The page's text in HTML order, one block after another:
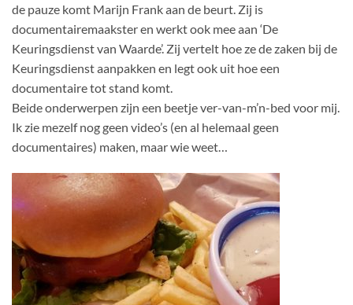
de pauze komt Marijn Frank aan de beurt. Zij is
documentairemaakster en werkt ook mee aan ‘De
Keuringsdienst van Waarde’. Zij vertelt hoe ze de zaken bij de
Keuringsdienst aanpakken en legt ook uit hoe een
documentaire tot stand komt.
Beide onderwerpen zijn een beetje ver-van-m’n-bed voor mij.
Ik zie mezelf nog geen video’s (en al helemaal geen
documentaires) maken, maar wie weet…